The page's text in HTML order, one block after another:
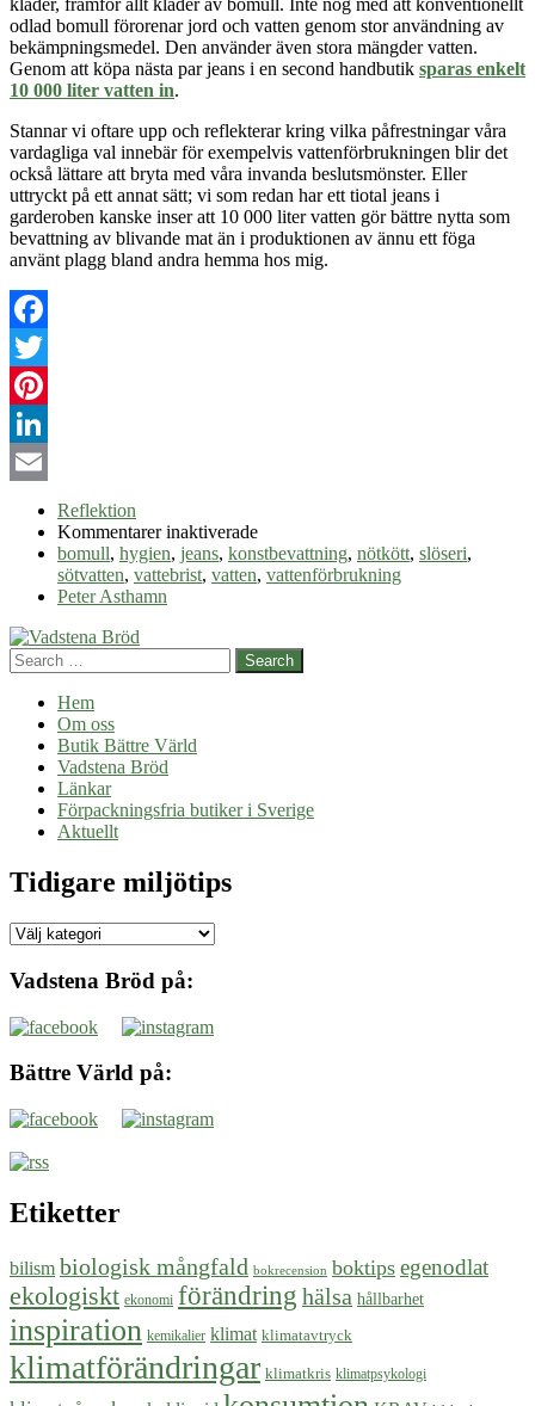
kläder, framför allt kläder av bomull. Inte nog med att konventionellt
odlad bomull förorenar jord och vatten genom stor användning av
bekämpningsmedel. Den använderäven stora mängder vatten.
Genom att köpa nästa par jeans i en second handbutik sparas enkelt
10 000 liter vatten in.
Stannar vi oftare upp och reflekterar kring vilka påfrestningar våra
vardagliga val innebär för exempelvis vattenförbrukningen blir det
också lättare att bryta med våra invanda beslutsmönster. Eller
uttryckt på ett annat sätt; vi som redan har ett tiotal jeans i
garderoben kanske inser att 10 000 liter vatten gör bättre nytta som
bevattning av blivande mat än i produktionen av ännu ett föga
använt plagg bland andra hemma hos mig.
Facebook
Twitter
Pinterest
LinkedIn
Reflektion
Kommentarer inaktiveradeför
Spara
på
bomull, hygien, jeans, konstbevattning, nötkött, slöseri,
sötvatten, vattebrist, vatten, vattenförbrukning
Peter Asthamn
Search
Hem
Om oss
Butik Bättre Värld
Vadstena Bröd
Länkar
Förpackningsfria butiker i Sverige
Aktuellt
Tidigare miljötips
Tidigare
Vadstena Bröd på:
Bättre Värld på:
Etiketter
bilism biologisk mångfald bokrecension boktips egenodlat
ekologiskt ekonomi förändring hälsa hållbarhet
inspiration kemikalier klimat klimatavtryck
klimatförändringar klimatkris klimatpsykologi